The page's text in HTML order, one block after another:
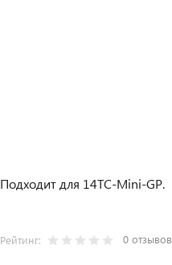
Подходит для 14ТС-Mini-GP.
Рейтинг: 0 отзывов